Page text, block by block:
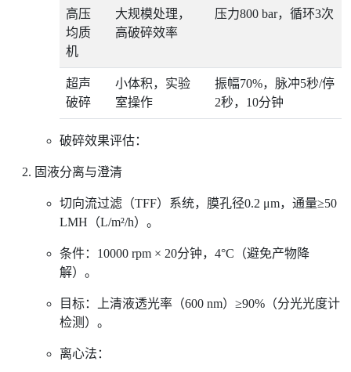
高压
均质
机
大规模处理，
高破碎效率
压力800 bar，循环3次
超声
破碎
小体积，实验
室操作
振幅70%，脉冲5秒/停
2秒，10分钟
破碎效果评估：
固液分离与澄清
切向流过滤（TFF）系统，膜孔径0.2 μm，通量≥50
LMH（L/m²/h）。
条件：10000 rpm × 20分钟，4°C（避免产物降
解）。
目标：上清液透光率（600 nm）≥90%（分光光度计
检测）。
离心法：